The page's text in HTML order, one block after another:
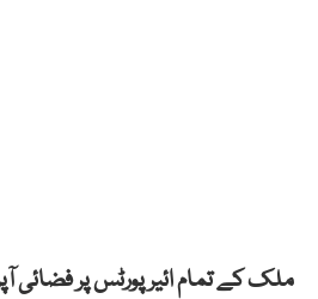
ملک کے تمام ائیر پورٹس پر فضائی